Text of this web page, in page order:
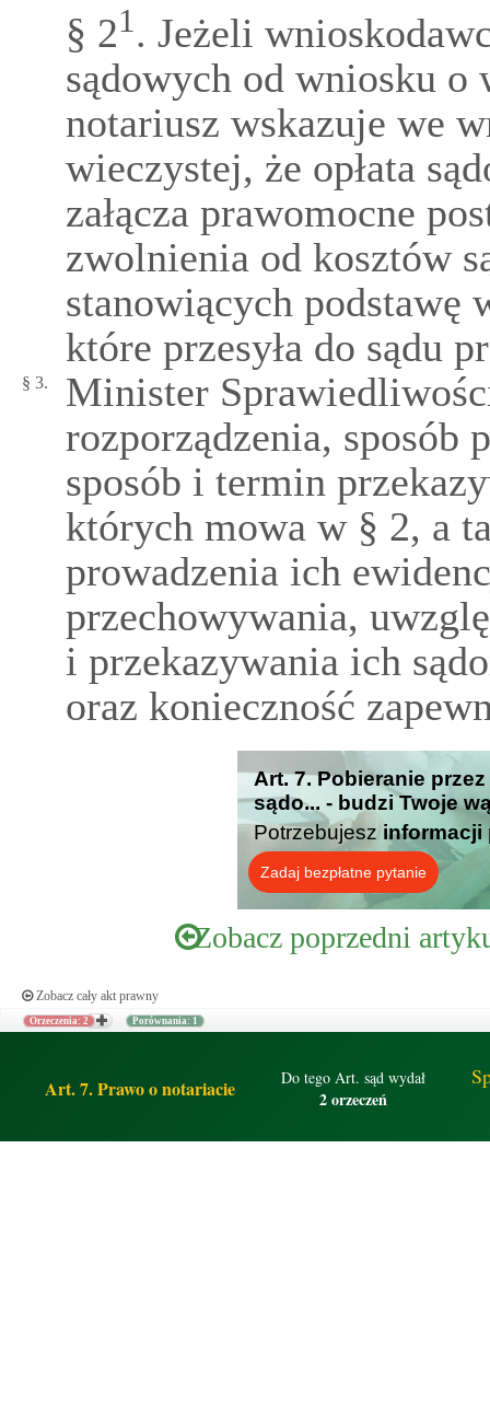
§ 21. Jeżeli
sądowych od wniosku o
notariusz wskazuje we
wieczystej, że opłata
załącza prawomocne
zwolnienia od kosztów
stanowiących podstawę
które przesyła do sądu
§ 3.
Minister
rozporządzenia, sposób
sposób i termin
których mowa w § 2, a
prowadzenia ich
przechowywania,
i przekazywania ich
oraz konieczność
Art. 7. Pobieranie
sądo... - budzi Twoje
Potrzebujesz informacji
Zadaj bezpłatne pytanie
Zobacz poprzedni
Zobacz cały akt prawny
Orzeczenia: 2 Porównania: 1
Art. 7. Prawo o notariacie Do tego Art. sąd wydał
2 orzeczeń